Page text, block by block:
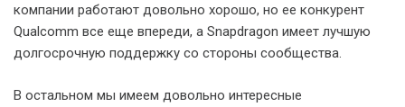
компании работают довольно хорошо, но ее конкурент
Qualcomm все еще впереди, а Snapdragon имеет лучшую
долгосрочную поддержку со стороны сообщества.
В остальном мы имеем довольно интересные